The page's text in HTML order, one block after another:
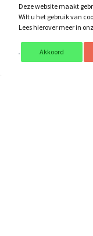
KRACHT:
*****
ONTSPANNING:
Deze website maakt
Wilt u het gebruik van
Lees hierover meer in
Akkoord